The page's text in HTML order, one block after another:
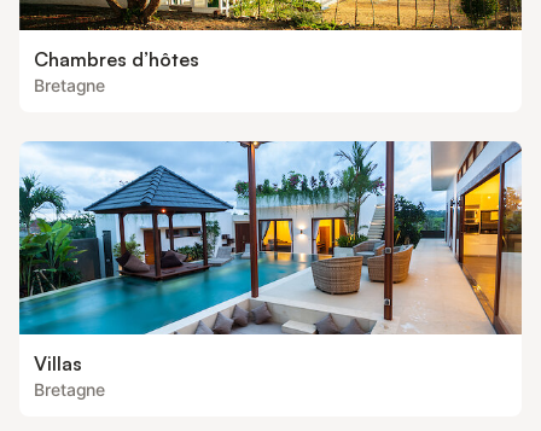
Chambres d’hôtes
Bretagne
Villas
Bretagne